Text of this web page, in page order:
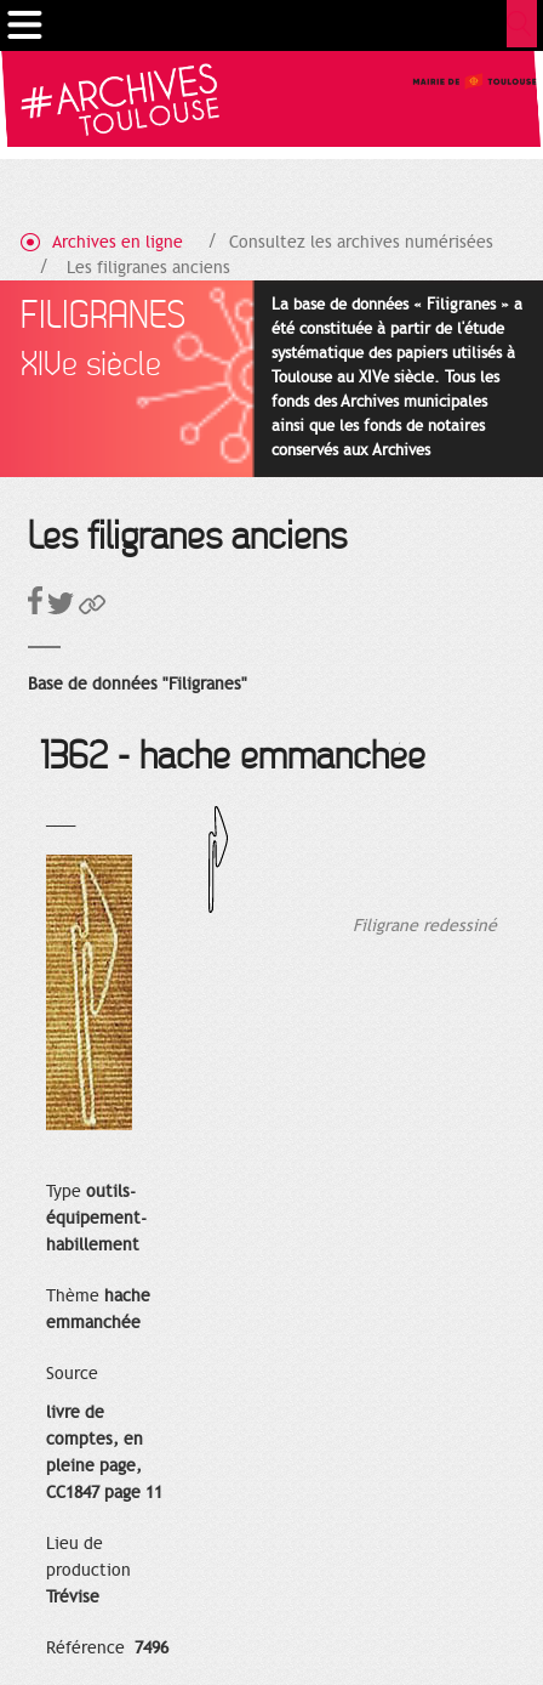
Archives en ligne
Consultez les archives numérisées
Les filigranes anciens
FILIGRANES
XIVe siècle
La base de données « Filigranes » a
été constituée à partir de l'étude
systématique des papiers utilisés à
Toulouse au XIVe siècle. Tous les
fonds des Archives municipales
ainsi que les fonds de notaires
conservés aux Archives
départementales pour cette
Les filigranes anciens
Base de données "Filigranes"
1362 - hache emmanchée
Type outils-
équipement-
habillement
Thème hache
emmanchée
Source
livre de
comptes, en
pleine page,
CC1847 page 11
Lieu de
production
Trévise
Référence 7496
Filigrane redessiné
Cookies management panel